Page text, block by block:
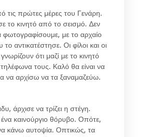
τις πρώτες μέρες του Γενάρη.
το κινητό από το σεισμό. Δεν
με το αρχαίο
το αντικατέστησε. Οι φίλοι και οι
ότι μαζί με το κινητό
τους. Καλό θα είναι να
να αρχίσω να τα ξαναμαζεύω.
άρχισε να τρίζει η στέγη.
καινούργιο θόρυβο. Οπότε,
κάνω αυτοψία. Οπτικώς, τα